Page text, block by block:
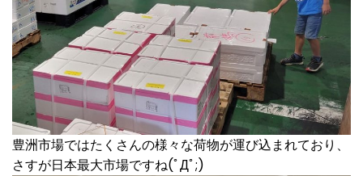
豊洲市場ではたくさんの様々な荷物が運び込まれており、
さすが日本最大市場ですね(ﾟДﾟ;)